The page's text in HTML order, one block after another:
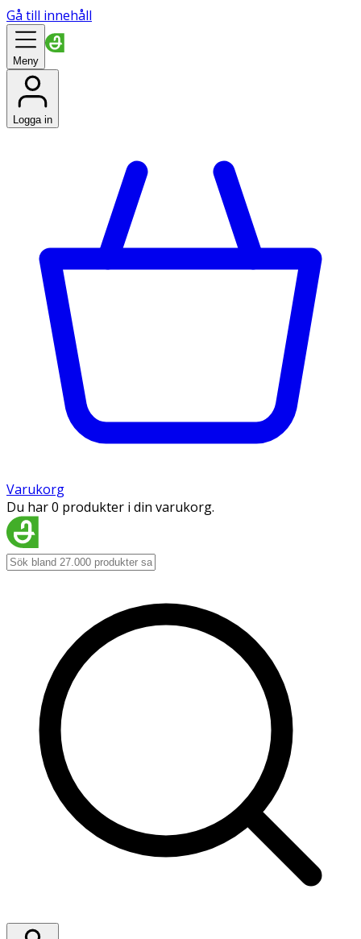
Gå till innehåll
Meny
Logga in
Varukorg
Du har 0 produkter i din varukorg.